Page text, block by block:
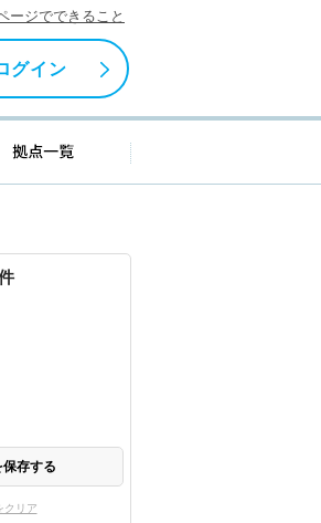
ージでできること
グイン
アドバイザー紹介 拠点一覧
存する
クリア